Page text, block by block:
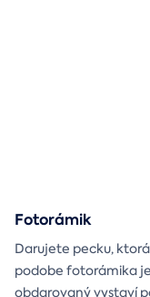
Fotorámik
Darujete pecku,
podobe fotorámika
obdarovaný vystaví